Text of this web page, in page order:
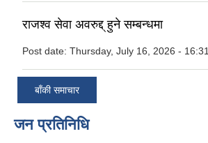
राजश्व सेवा अवरुद्द् हुने सम्बन्धमा
Post date: Thursday, July 16, 2026 - 16:31
बाँकी समाचार
जन प्रतिनिधि